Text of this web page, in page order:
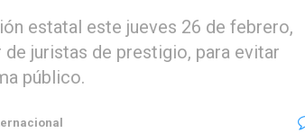
estatal este jueves 26 de febrero,
juristas de prestigio, para evitar
público.